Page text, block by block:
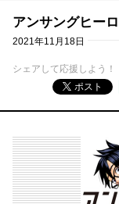
アンサングヒーロ
2021年11月18日
シェアして応援しよう！
ポスト